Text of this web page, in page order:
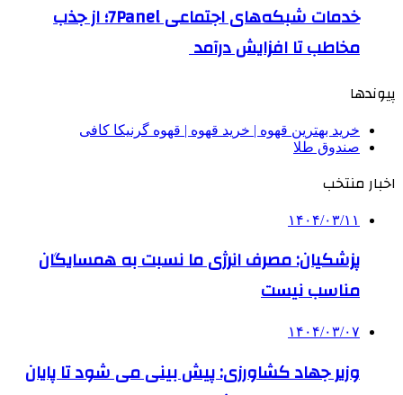
خدمات شبکه‌های اجتماعی 7Panel؛ از جذب
مخاطب تا افزایش درآمد
پیوندها
خرید بهترین قهوه | خرید قهوه | قهوه گرنیکا کافی
صندوق طلا
اخبار منتخب
۱۴۰۴/۰۳/۱۱
پزشکیان: مصرف انرژی ما نسبت به همسایگان
مناسب نیست
۱۴۰۴/۰۳/۰۷
وزیر جهاد کشاورزی: پیش بینی می شود تا پایان